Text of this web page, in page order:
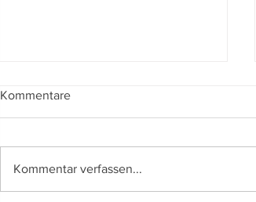
Kommentare
Kommentar verfassen...